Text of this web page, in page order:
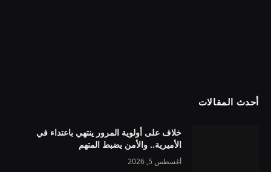
أحدث المقالات
خلاف على أولوية المرور ينتهي باعتداء في
الأميرية.. والأمن يضبط المتهم
أغسطس 5, 2026